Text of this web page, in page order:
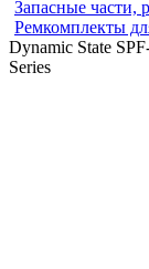
Запасные части,
Ремкомплекты
Dynamic State
Series